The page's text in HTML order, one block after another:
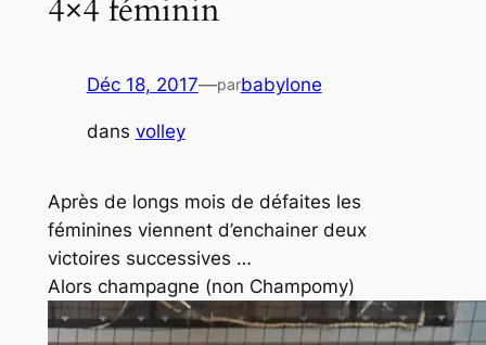
4×4 féminin
Déc 18, 2017—parbabylone
dans volley
Après de longs mois de défaites les
féminines viennent d’enchainer deux
victoires successives …
Alors champagne (non Champomy)